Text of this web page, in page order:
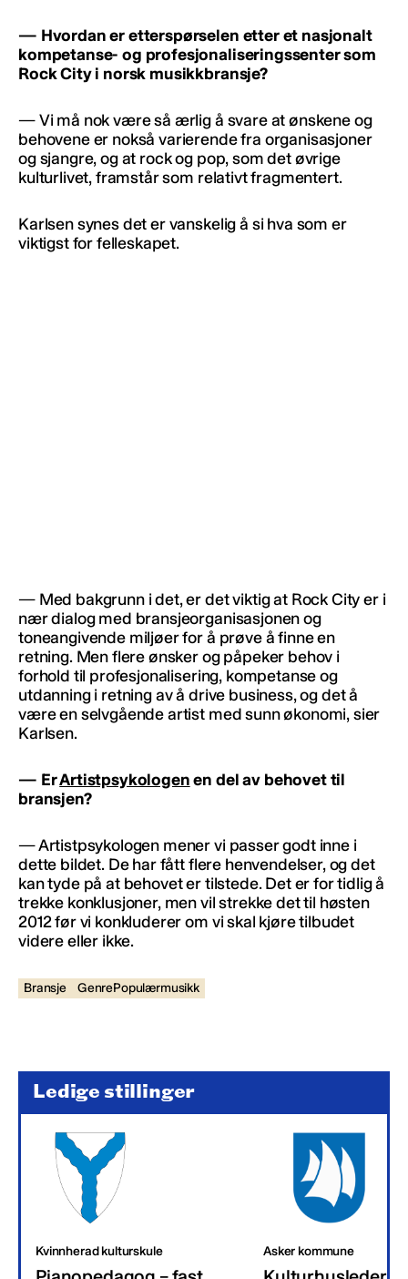
— Hvordan er etterspørselen etter et nasjonalt
kompetanse- og profesjonaliseringssenter som
Rock City i norsk musikkbransje?
— Vi må nok være så ærlig å svare at ønskene og
behovene er nokså varierende fra organisasjoner
og sjangre, og at rock og pop, som det øvrige
kulturlivet, framstår som relativt fragmentert.
Karlsen synes det er vanskelig å si hva som er
viktigst for felleskapet.
— Med bakgrunn i det, er det viktig at Rock City er i
nær dialog med bransjeorganisasjonen og
toneangivende miljøer for å prøve å finne en
retning. Men flere ønsker og påpeker behov i
forhold til profesjonalisering, kompetanse og
utdanning i retning av å drive business, og det å
være en selvgående artist med sunn økonomi, sier
Karlsen.
— ErArtistpsykologenen del av behovet til
bransjen?
— Artistpsykologen mener vi passer godt inne i
dette bildet. De har fått flere henvendelser, og det
kan tyde på at behovet er tilstede. Det er for tidlig å
trekke konklusjoner, men vil strekke det til høsten
2012 før vi konkluderer om vi skal kjøre tilbudet
videre eller ikke.
Bransje GenrePopulærmusikk
Ledige stillinger
Kvinnherad kulturskule Asker kommune